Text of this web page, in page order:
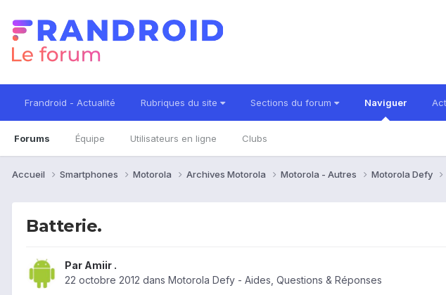
Frandroid - Actualité Rubriques du site Sections du forum Naviguer
Forums Équipe Utilisateurs en ligne Clubs
Accueil Smartphones Motorola Archives Motorola Motorola - Autres Motorola Defy
Batterie.
Par Amiir .
22 octobre 2012 dans Motorola Defy - Aides, Questions & Réponses